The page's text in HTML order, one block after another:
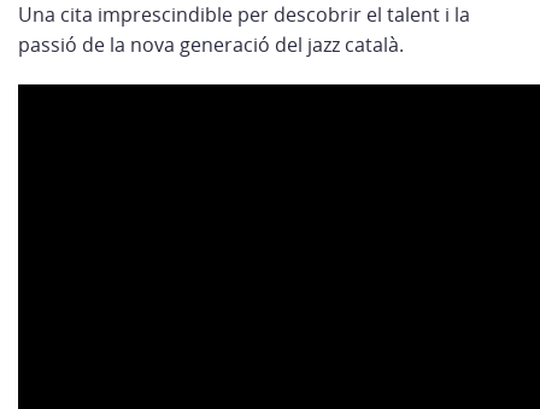
Una cita imprescindible per descobrir el talent i la
passió de la nova generació del jazz català.